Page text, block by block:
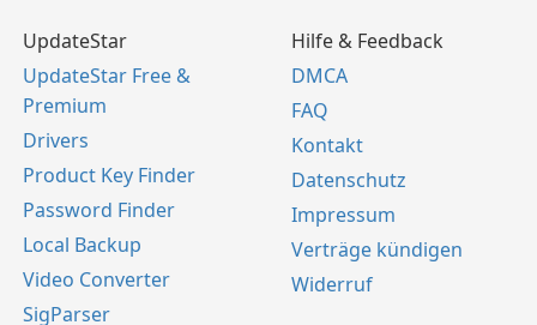
UpdateStar
UpdateStar Free &
Premium
Drivers
Product Key Finder
Password Finder
Local Backup
Video Converter
SigParser
Hilfe & Feedback
DMCA
FAQ
Kontakt
Datenschutz
Impressum
Verträge kündigen
Widerruf